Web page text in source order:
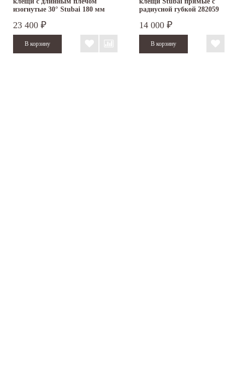
изогнутые 30° Stubai 180 мм
23 400 ₽
радиусной губкой 282059
14 000 ₽